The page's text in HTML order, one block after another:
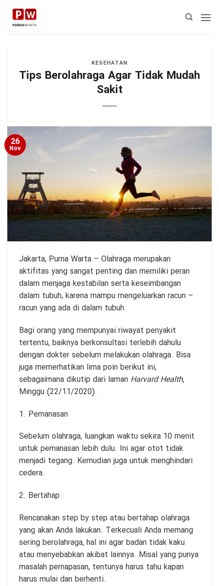
Skip
content
KESEHATAN
Tips Berolahraga Agar Tidak Mudah
Sakit
26
Nov
Jakarta, Purna Warta – Olahraga merupakan
aktifitas yang sangat penting dan memiliki peran
dalam menjaga kestabilan serta keseimbangan
dalam tubuh, karena mampu mengeluarkan racun –
racun yang ada di dalam tubuh.
Bagi orang yang mempunyai riwayat penyakit
tertentu, baiknya berkonsultasi terlebih dahulu
dengan dokter sebelum melakukan olahraga. Bisa
juga memerhatikan lima poin berikut ini,
sebagaimana dikutip dari laman Harvard Health,
Minggu (22/11/2020).
1. Pemanasan
Sebelum olahraga, luangkan waktu sekira 10 menit
untuk pemanasan lebih dulu. Ini agar otot tidak
menjadi tegang. Kemudian juga untuk menghindari
cedera.
2. Bertahap
Rencanakan step by step atau bertahap olahraga
yang akan Anda lakukan. Terkecuali Anda memang
sering berolahraga, hal ini agar badan tidak kaku
atau menyebabkan akibat lainnya. Misal yang punya
masalah pernapasan, tentunya harus tahu kapan
harus mulai dan berhenti.